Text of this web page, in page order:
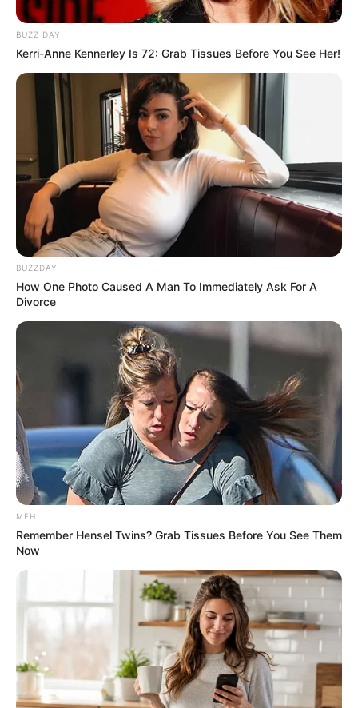
BUZZ DAY
Kerri-Anne Kennerley Is 72: Grab Tissues Before You See Her!
BUZZDAY
How One Photo Caused A Man To Immediately Ask For A
Divorce
MFH
Remember Hensel Twins? Grab Tissues Before You See Them
Now